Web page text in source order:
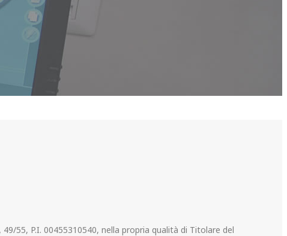
55, P.I. 00455310540, nella propria qualità di Titolare del